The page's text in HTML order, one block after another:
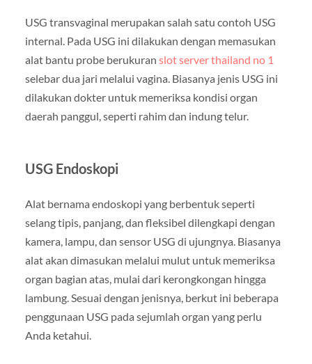
USG transvaginal merupakan salah satu contoh USG
internal. Pada USG ini dilakukan dengan memasukan
alat bantu probe berukuran slot server thailand no 1
selebar dua jari melalui vagina. Biasanya jenis USG ini
dilakukan dokter untuk memeriksa kondisi organ
daerah panggul, seperti rahim dan indung telur.
USG Endoskopi
Alat bernama endoskopi yang berbentuk seperti
selang tipis, panjang, dan fleksibel dilengkapi dengan
kamera, lampu, dan sensor USG di ujungnya. Biasanya
alat akan dimasukan melalui mulut untuk memeriksa
organ bagian atas, mulai dari kerongkongan hingga
lambung. Sesuai dengan jenisnya, berkut ini beberapa
penggunaan USG pada sejumlah organ yang perlu
Anda ketahui.